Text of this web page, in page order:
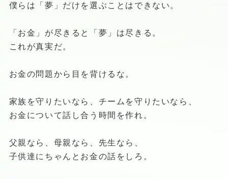
僕らは「夢」だけを選ぶことはできない。
「お金」が尽きると「夢」は尽きる。
これが真実だ。
お金の問題から目を背けるな。
家族を守りたいなら、チームを守りたいなら、
お金について話し合う時間を作れ。
父親なら、母親なら、先生なら、
子供達にちゃんとお金の話をしろ。